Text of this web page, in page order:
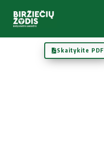
Skaitykite PDF